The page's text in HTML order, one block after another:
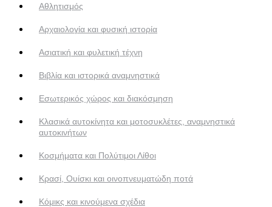
Αθλητισμός
Αρχαιολογία και φυσική ιστορία
Ασιατική και φυλετική τέχνη
Βιβλία και ιστορικά αναμνηστικά
Εσωτερικός χώρος και διακόσμηση
Κλασικά αυτοκίνητα και μοτοσυκλέτες, αναμνηστικά
αυτοκινήτων
Κοσμήματα και Πολύτιμοι Λίθοι
Κρασί, Ουίσκι και οινοπνευματώδη ποτά
Κόμικς και κινούμενα σχέδια